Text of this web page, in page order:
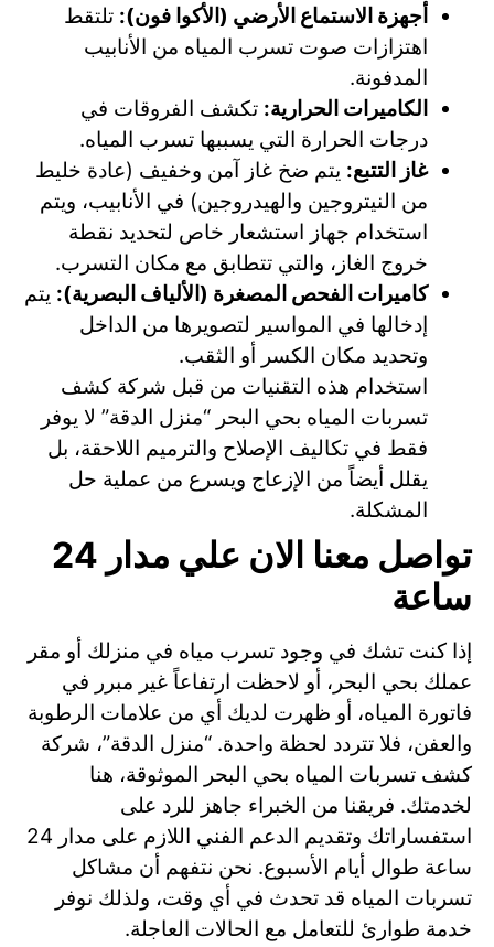
أجهزة الاستماع الأرضي (الأكوا فون): تلتقط
اهتزازات صوت تسرب المياه من الأنابيب
المدفونة.
الكاميرات الحرارية: تكشف الفروقات في
درجات الحرارة التي يسببها تسرب المياه.
غاز التتبع: يتم ضخ غاز آمن وخفيف (عادة خليط
من النيتروجين والهيدروجين) في الأنابيب، ويتم
استخدام جهاز استشعار خاص لتحديد نقطة
خروج الغاز، والتي تتطابق مع مكان التسرب.
كاميرات الفحص المصغرة (الألياف البصرية): يتم
إدخالها في المواسير لتصويرها من الداخل
وتحديد مكان الكسر أو الثقب.
استخدام هذه التقنيات من قبل شركة كشف
تسربات المياه بحي البحر “منزل الدقة” لا يوفر
فقط في تكاليف الإصلاح والترميم اللاحقة، بل
يقلل أيضاً من الإزعاج ويسرع من عملية حل
المشكلة.
تواصل معنا الان علي مدار 24
ساعة
إذا كنت تشك في وجود تسرب مياه في منزلك أو مقر
عملك بحي البحر، أو لاحظت ارتفاعاً غير مبرر في
فاتورة المياه، أو ظهرت لديك أي من علامات الرطوبة
والعفن، فلا تتردد لحظة واحدة. “منزل الدقة”، شركة
كشف تسربات المياه بحي البحر الموثوقة، هنا
لخدمتك. فريقنا من الخبراء جاهز للرد على
استفساراتك وتقديم الدعم الفني اللازم على مدار 24
ساعة طوال أيام الأسبوع. نحن نتفهم أن مشاكل
تسربات المياه قد تحدث في أي وقت، ولذلك نوفر
خدمة طوارئ للتعامل مع الحالات العاجلة.